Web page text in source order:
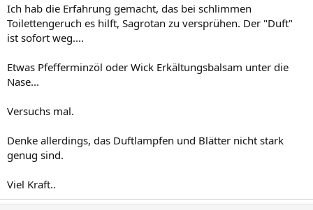
Ich hab die Erfahrung gemacht, das bei schlimmen
Toilettengeruch es hilft, Sagrotan zu versprühen. Der "Duft"
ist sofort weg....
Etwas Pfefferminzöl oder Wick Erkältungsbalsam unter die
Nase...
Versuchs mal.
Denke allerdings, das Duftlampfen und Blätter nicht stark
genug sind.
Viel Kraft..